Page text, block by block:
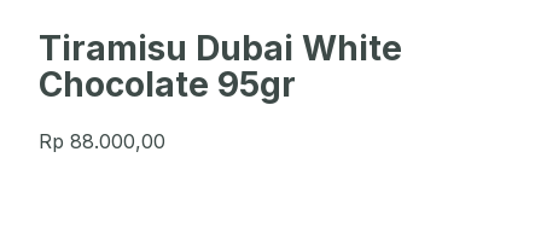
Tiramisu Dubai White
Chocolate 95gr
Rp 88.000,00